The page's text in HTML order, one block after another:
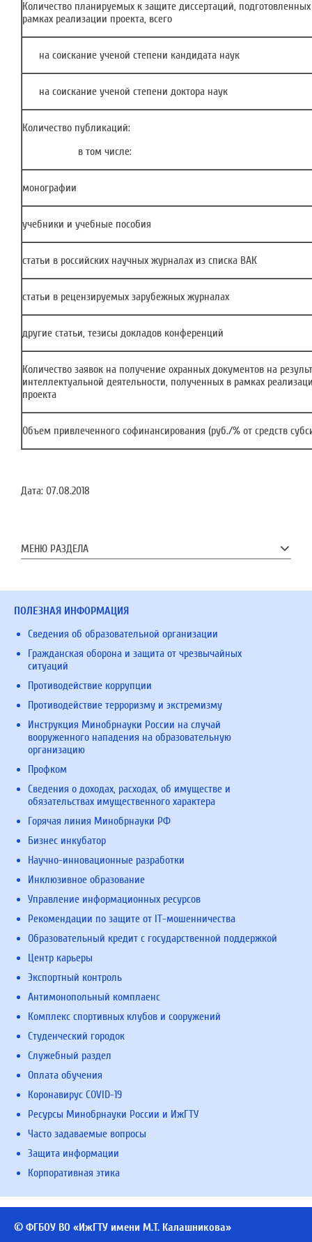
Количество планируемых к защите диссертаций,
рамках реализации проекта, всего
на соискание ученой степени кандидата наук
на соискание ученой степени доктора наук
Количество публикаций:
в том числе:
монографии
учебники и учебные пособия
статьи в российских научных журналах из списка ВАК
статьи в рецензируемых зарубежных журналах
другие статьи, тезисы докладов конференций
Количество заявок на получение охранных документов на
интеллектуальной деятельности, полученных в рамках
проекта
Объем привлеченного софинансирования (руб./% от средств
Дата: 07.08.2018
МЕНЮ РАЗДЕЛА
ПОЛЕЗНАЯ ИНФОРМАЦИЯ
Сведения об образовательной организации
Гражданская оборона и защита от чрезвычайных
ситуаций
Противодействие коррупции
Противодействие терроризму и экстремизму
Инструкция Минобрнауки России на случай
вооруженного нападения на образовательную
организацию
Профком
Сведения о доходах, расходах, об имуществе и
обязательствах имущественного характера
Горячая линия Минобрнауки РФ
Бизнес инкубатор
Научно-инновационные разработки
Инклюзивное образование
Управление информационных ресурсов
Рекомендации по защите от IT-мошенничества
Образовательный кредит с государственной поддержкой
Центр карьеры
Экспортный контроль
Антимонопольный комплаенс
Комплекс спортивных клубов и сооружений
Студенческий городок
Служебный раздел
Оплата обучения
Коронавирус COVID-19
Ресурсы Минобрнауки России и ИжГТУ
Часто задаваемые вопросы
Защита информации
Корпоративная этика
© ФГБОУ ВО «ИжГТУ имени М.Т. Калашникова»